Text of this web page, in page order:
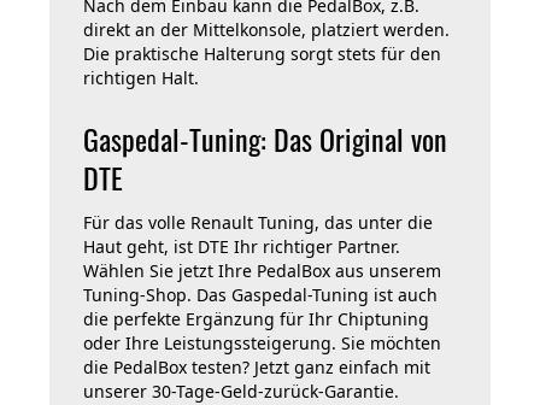
Nach dem Einbau kann die PedalBox, z.B.
direkt an der Mittelkonsole, platziert werden.
Die praktische Halterung sorgt stets für den
richtigen Halt.
Gaspedal-Tuning: Das Original von
DTE
Für das volle Renault Tuning, das unter die
Haut geht, ist DTE Ihr richtiger Partner.
Wählen Sie jetzt Ihre PedalBox aus unserem
Tuning-Shop. Das Gaspedal-Tuning ist auch
die perfekte Ergänzung für Ihr Chiptuning
oder Ihre Leistungssteigerung. Sie möchten
die PedalBox testen? Jetzt ganz einfach mit
unserer 30-Tage-Geld-zurück-Garantie.